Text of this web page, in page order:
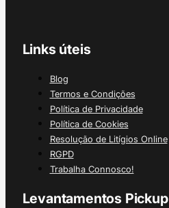
Links úteis
Blog
Termos e Condições
Política de Privacidade
Política de Cookies
Resolução de Litígios Online
RGPD
Trabalha Connosco!
Levantamentos Pickup